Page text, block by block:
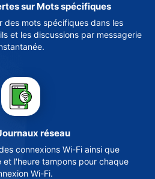
sur Mots spécifiques
des mots spécifiques dans les
et les discussions par messagerie
réseau
connexions Wi-Fi ainsi que
et l'heure tampons pour chaque
Wi-Fi.